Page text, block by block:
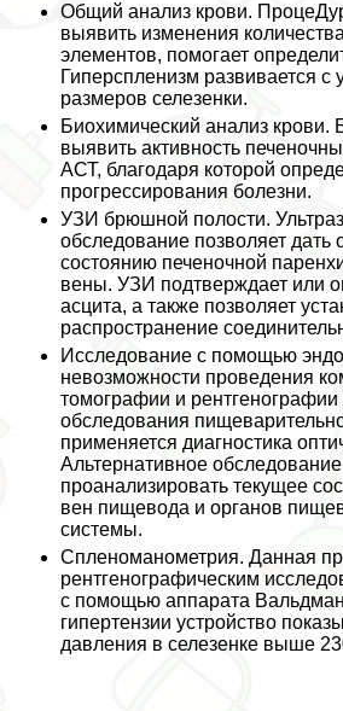
Общий анализ крови.
выявить изменения
элементов, помогает
Гиперспленизм развивается с
размеров селезенки.
Биохимический анализ крови.
выявить активность
АСТ, благодаря которой
прогрессирования болезни.
УЗИ брюшной полости.
обследование позволяет дать
состоянию печеночной
вены. УЗИ подтверждает или
асцита, а также позволяет
распространение
Исследование с помощью
невозможности проведения
томографии и рентгенографии
обследования
применяется диагностика
Альтернативное
проанализировать текущее
вен пищевода и органов
системы.
Спленоманометрия. Данная
рентгенографическим
с помощью аппарата
гипертензии устройство
давления в селезенке выше